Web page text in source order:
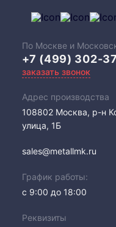
По Москве и
+7 (499) 302-
заказать звонок
Адрес производства
108802​ Москва, р-н
улица, 1Б
sales@metallmk.ru
График работы:
с 9:00 до 18:00
Реквизиты